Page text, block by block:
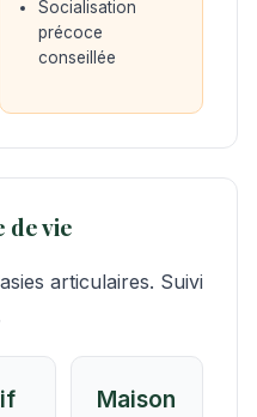
Socialisation
précoce
conseillée
de vie
articulaires. Suivi
Maison